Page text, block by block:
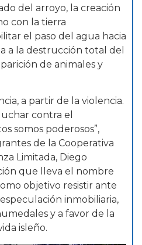
del arroyo, la creación
con la tierra
el paso del agua hacia
a la destrucción total del
de animales y
a partir de la violencia.
contra el
somos poderosos”,
de la Cooperativa
Limitada, Diego
que lleva el nombre
objetivo resistir ante
inmobiliaria,
y a favor de la
isleño.